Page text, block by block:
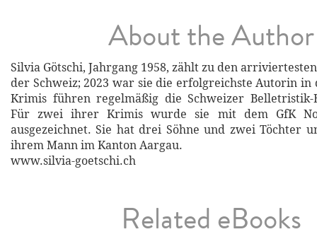
About the Author
Silvia Götschi, Jahrgang 1958, zählt zu den
der Schweiz; 2023 war sie die erfolgreichste Autorin in
Krimis führen regelmäßig die Schweizer Belletristik-
Für zwei ihrer Krimis wurde sie mit dem GfK
ausgezeichnet. Sie hat drei Söhne und zwei Töchter
ihrem Mann im Kanton Aargau.
www.silvia-goetschi.ch
Related eBooks